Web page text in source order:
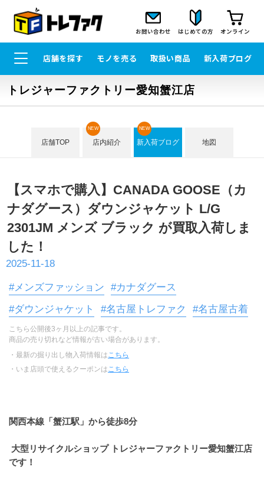
お問い合わせ はじめての方 オンライン
店舗を探す モノを売る 取扱い商品 新入荷ブログ
トレジャーファクトリー愛知蟹江店
店舗TOP 店内紹介
NEW
新入荷ブログ
NEW
地図
【スマホで購入】CANADA GOOSE（カ
ナダグース）ダウンジャケット L/G
2301JM メンズ ブラック が買取入荷しま
した！
2025-11-18
#メンズファッション
#カナダグース
#ダウンジャケット
#名古屋トレファク #名古屋古着
こちら公開後3ヶ月以上の記事です。
商品の売り切れなど情報が古い場合があります。
・最新の掘り出し物入荷情報は こちら
・いま店頭で使えるクーポンは こちら
関西本線「蟹江駅」から徒歩8分
です！